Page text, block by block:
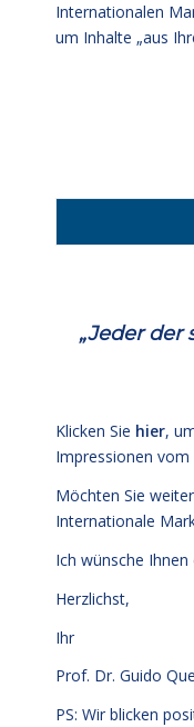
Internationalen
um Inhalte „aus
„Jeder der
Klicken Sie hier,
Impressionen
Möchten Sie
Internationale
Ich wünsche
Herzlichst,
Ihr
Prof. Dr. Guido
PS: Wir blicken